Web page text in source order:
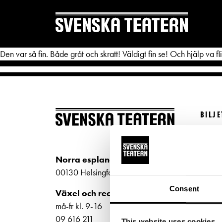
Consent
REPERTOAR & BILJETTER
Kalender
Biljetter
DITT
Textning
Den var så fin. Både gråt och skratt! Väldigt fin se! Och hjälp va
Norra esplanaden 2
00130 Helsingfors
Växel och reception
må-fr kl. 9-16
09 616 211
ti-fr